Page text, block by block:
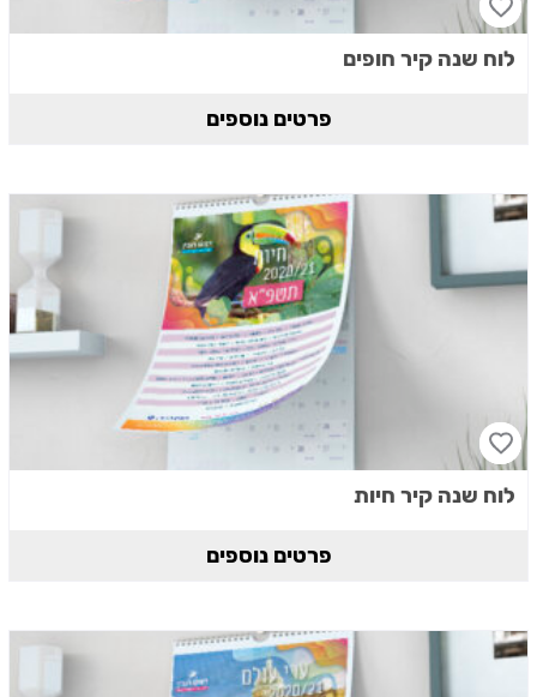
לוח שנה קיר חופים
פרטים נוספים
לוח שנה קיר חיות
פרטים נוספים